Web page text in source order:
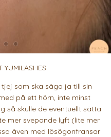
YUMILASHES
som ska säga ja till sin
på ett hörn, inte minst
så skulle de eventuellt sätta
mer svepande lyft (lite mer
även med lösögonfransar